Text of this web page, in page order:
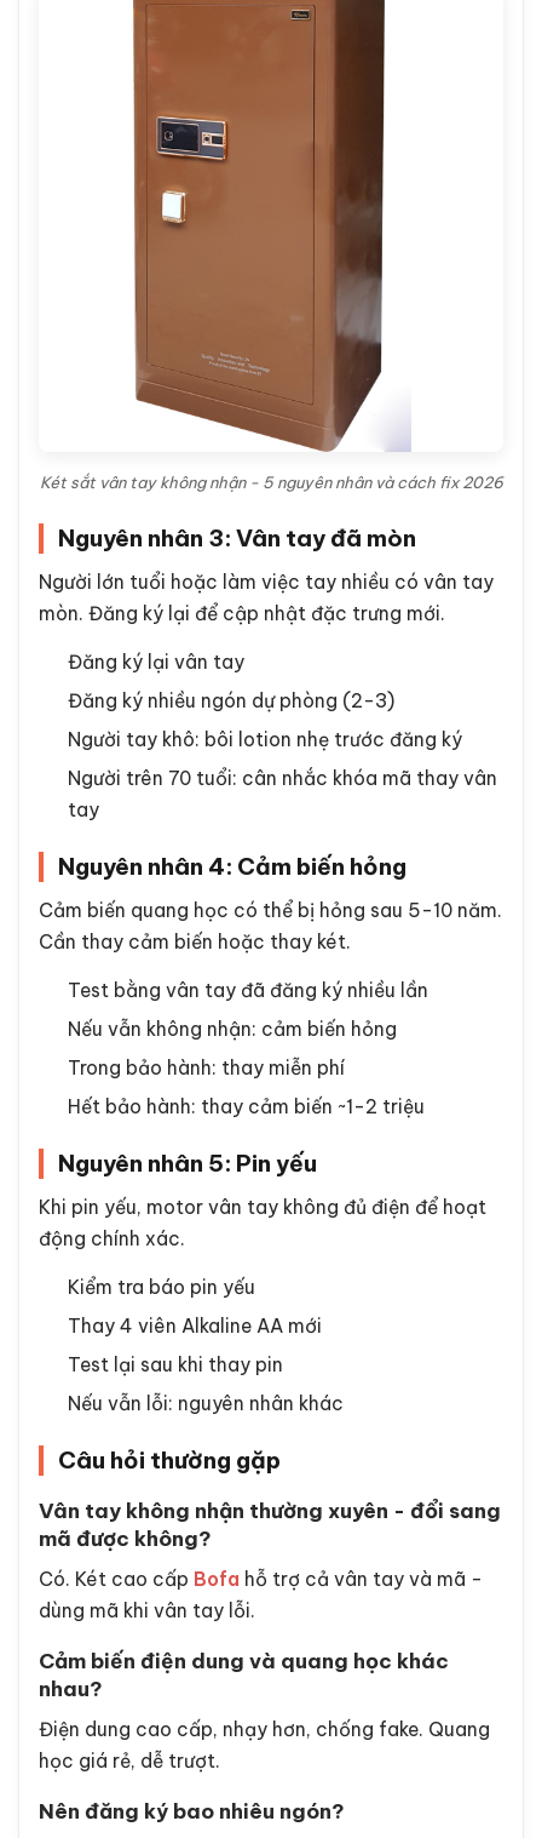
Két sắt vân tay không nhận - 5 nguyên nhân và cách fix 2026
Nguyên nhân 3: Vân tay đã mòn
Người lớn tuổi hoặc làm việc tay nhiều có vân tay
mòn. Đăng ký lại để cập nhật đặc trưng mới.
Đăng ký lại vân tay
Đăng ký nhiều ngón dự phòng (2-3)
Người tay khô: bôi lotion nhẹ trước đăng ký
Người trên 70 tuổi: cân nhắc khóa mã thay vân
tay
Nguyên nhân 4: Cảm biến hỏng
Cảm biến quang học có thể bị hỏng sau 5-10 năm.
Cần thay cảm biến hoặc thay két.
Test bằng vân tay đã đăng ký nhiều lần
Nếu vẫn không nhận: cảm biến hỏng
Trong bảo hành: thay miễn phí
Hết bảo hành: thay cảm biến ~1-2 triệu
Nguyên nhân 5: Pin yếu
Khi pin yếu, motor vân tay không đủ điện để hoạt
động chính xác.
Kiểm tra báo pin yếu
Thay 4 viên Alkaline AA mới
Test lại sau khi thay pin
Nếu vẫn lỗi: nguyên nhân khác
Câu hỏi thường gặp
Vân tay không nhận thường xuyên - đổi sang
mã được không?
Có. Két cao cấp Bofa hỗ trợ cả vân tay và mã -
dùng mã khi vân tay lỗi.
Cảm biến điện dung và quang học khác
nhau?
Điện dung cao cấp, nhạy hơn, chống fake. Quang
học giá rẻ, dễ trượt.
Nên đăng ký bao nhiêu ngón?